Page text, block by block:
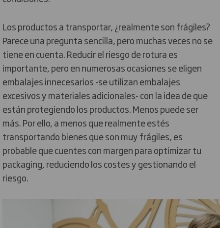
Los productos a transportar, ¿realmente son frágiles?
Parece una pregunta sencilla, pero muchas veces no se
tiene en cuenta. Reducir el riesgo de rotura es
importante, pero en numerosas ocasiones se eligen
embalajes innecesarios -se utilizan embalajes
excesivos y materiales adicionales- con la idea de que
están protegiendo los productos. Menos puede ser
más. Por ello, a menos que realmente estés
transportando bienes que son muy frágiles, es
probable que cuentes con margen para optimizar tu
packaging, reduciendo los costes y gestionando el
riesgo.